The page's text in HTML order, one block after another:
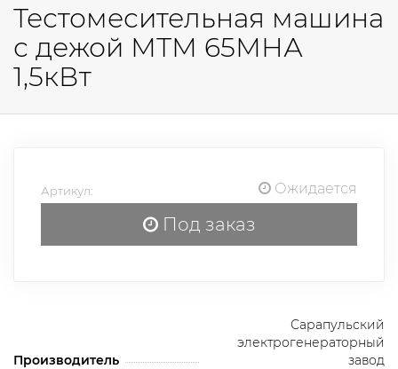
Тестомесительная машина
с дежой МТМ 65МНА
1,5кВт
Артикул: Ожидается
Под заказ
Производитель
Сарапульский
электрогенераторный
завод